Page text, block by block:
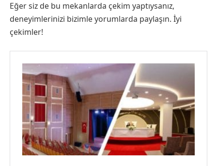
Eğer siz de bu mekanlarda çekim yaptıysanız,
deneyimlerinizi bizimle yorumlarda paylaşın. İyi
çekimler!